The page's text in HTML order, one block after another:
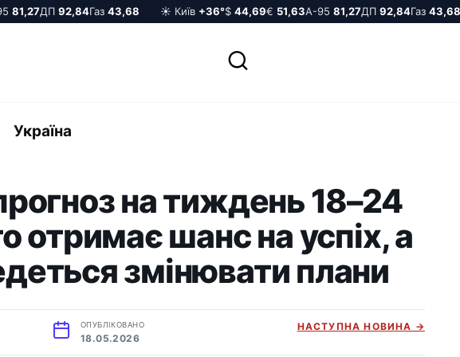
ДП92,84Газ43,68 ☀️ Київ+36°$44,69€51,63А-9581,27ДП92,84Газ43,68
Україна
на тиждень 18–24
отримає шанс на успіх, а
змінювати плани
ОПУБЛІКОВАНО
18.05.2026
НАСТУПНА НОВИНА →